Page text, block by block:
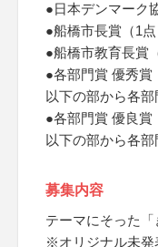
●日本デンマーク
●船橋市長賞（1点
●船橋市教育長賞
●各部門賞 優秀賞
以下の部から各部
●各部門賞 優良賞
以下の部から各部
募集内容
テーマにそった「
※オリジナル未発